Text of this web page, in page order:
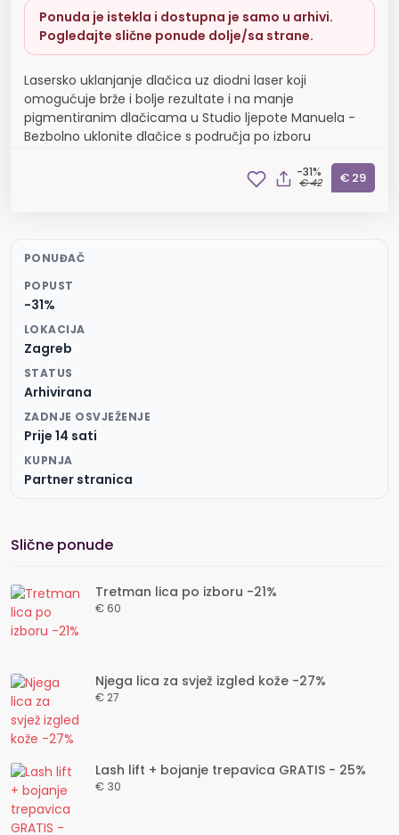
Ponuda je istekla i dostupna je samo u arhivi.
Pogledajte slične ponude dolje/sa strane.
Lasersko uklanjanje dlačica uz diodni laser koji
omogućuje brže i bolje rezultate i na manje
pigmentiranim dlačicama u Studio ljepote Manuela -
Bezbolno uklonite dlačice s područja po izboru
-31%
€ 42 € 29
PONUĐAČ
POPUST
-31%
LOKACIJA
Zagreb
STATUS
Arhivirana
ZADNJE OSVJEŽENJE
Prije 14 sati
KUPNJA
Partner stranica
Slične ponude
Tretman lica po izboru -21%
€ 60
Njega lica za svjež izgled kože -27%
€ 27
Lash lift + bojanje trepavica GRATIS - 25%
€ 30